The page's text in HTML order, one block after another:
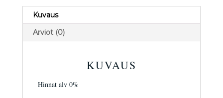
Kuvaus
Arviot (0)
KUVAUS
Hinnat alv 0%